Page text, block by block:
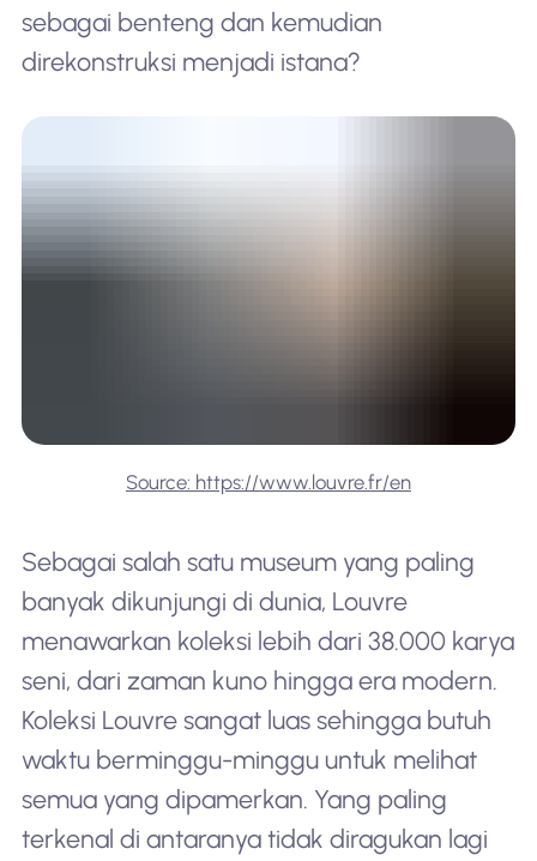
sebagai benteng dan kemudian
direkonstruksi menjadi istana?
Source: https://www.louvre.fr/en
Sebagai salah satu museum yang paling
banyak dikunjungi di dunia, Louvre
menawarkan koleksi lebih dari 38.000 karya
seni, dari zaman kuno hingga era modern.
Koleksi Louvre sangat luas sehingga butuh
waktu berminggu-minggu untuk melihat
semua yang dipamerkan. Yang paling
terkenal di antaranya tidak diragukan lagi